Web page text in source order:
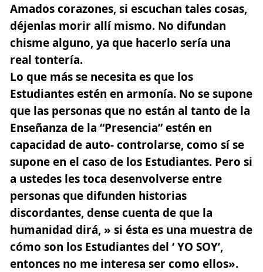
Amados corazones, si escuchan tales cosas,
déjenlas morir allí mismo. No difundan
chisme alguno, ya que hacerlo sería una
real tontería.
Lo que más se necesita es que los
Estudiantes estén en armonía. No se supone
que las personas que no están al tanto de la
Enseñanza de la “Presencia” estén en
capacidad de auto- controlarse, como sí se
supone en el caso de los Estudiantes. Pero si
a ustedes les toca desenvolverse entre
personas que difunden historias
discordantes, dense cuenta de que la
humanidad dirá, » si ésta es una muestra de
cómo son los Estudiantes del ‘ YO SOY’,
entonces no me interesa ser como ellos».